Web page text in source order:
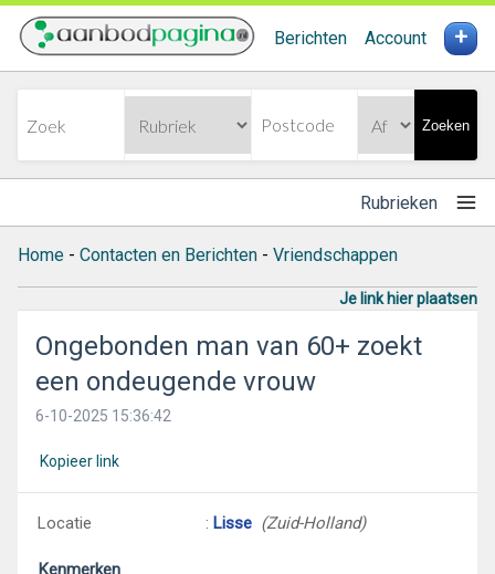
Berichten Account +
Zoeken
Rubrieken
Home - Contacten en Berichten - Vriendschappen
Je link hier plaatsen
Ongebonden man van 60+ zoekt
een ondeugende vrouw
6-10-2025 15:36:42
Kopieer link
Locatie : Lisse (Zuid-Holland)
Kenmerken